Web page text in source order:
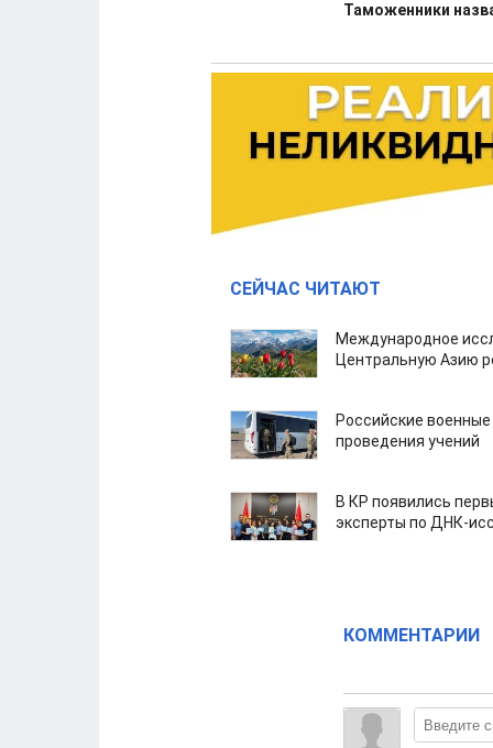
Таможенники
СЕЙЧАС ЧИТАЮТ
Международное
Центральную Азию
Российские
проведения учений
В КР появились
эксперты по ДНК-
КОММЕНТАРИИ